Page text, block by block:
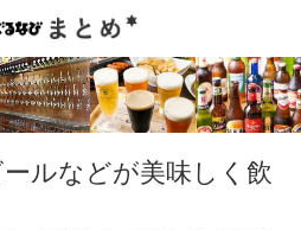
ルなどが美味しく飲